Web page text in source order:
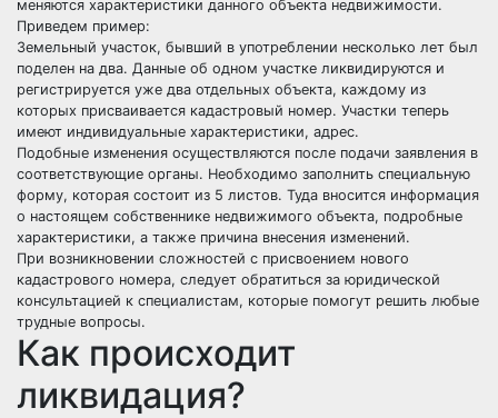
меняются характеристики данного объекта недвижимости.
Приведем пример:
Земельный участок, бывший в употреблении несколько лет был
поделен на два. Данные об одном участке ликвидируются и
регистрируется уже два отдельных объекта, каждому из
которых присваивается кадастровый номер. Участки теперь
имеют индивидуальные характеристики, адрес.
Подобные изменения осуществляются после подачи заявления в
соответствующие органы. Необходимо заполнить специальную
форму, которая состоит из 5 листов. Туда вносится информация
о настоящем собственнике недвижимого объекта, подробные
характеристики, а также причина внесения изменений.
При возникновении сложностей с присвоением нового
кадастрового номера, следует обратиться за юридической
консультацией к специалистам, которые помогут решить любые
трудные вопросы.
Как происходит
ликвидация?